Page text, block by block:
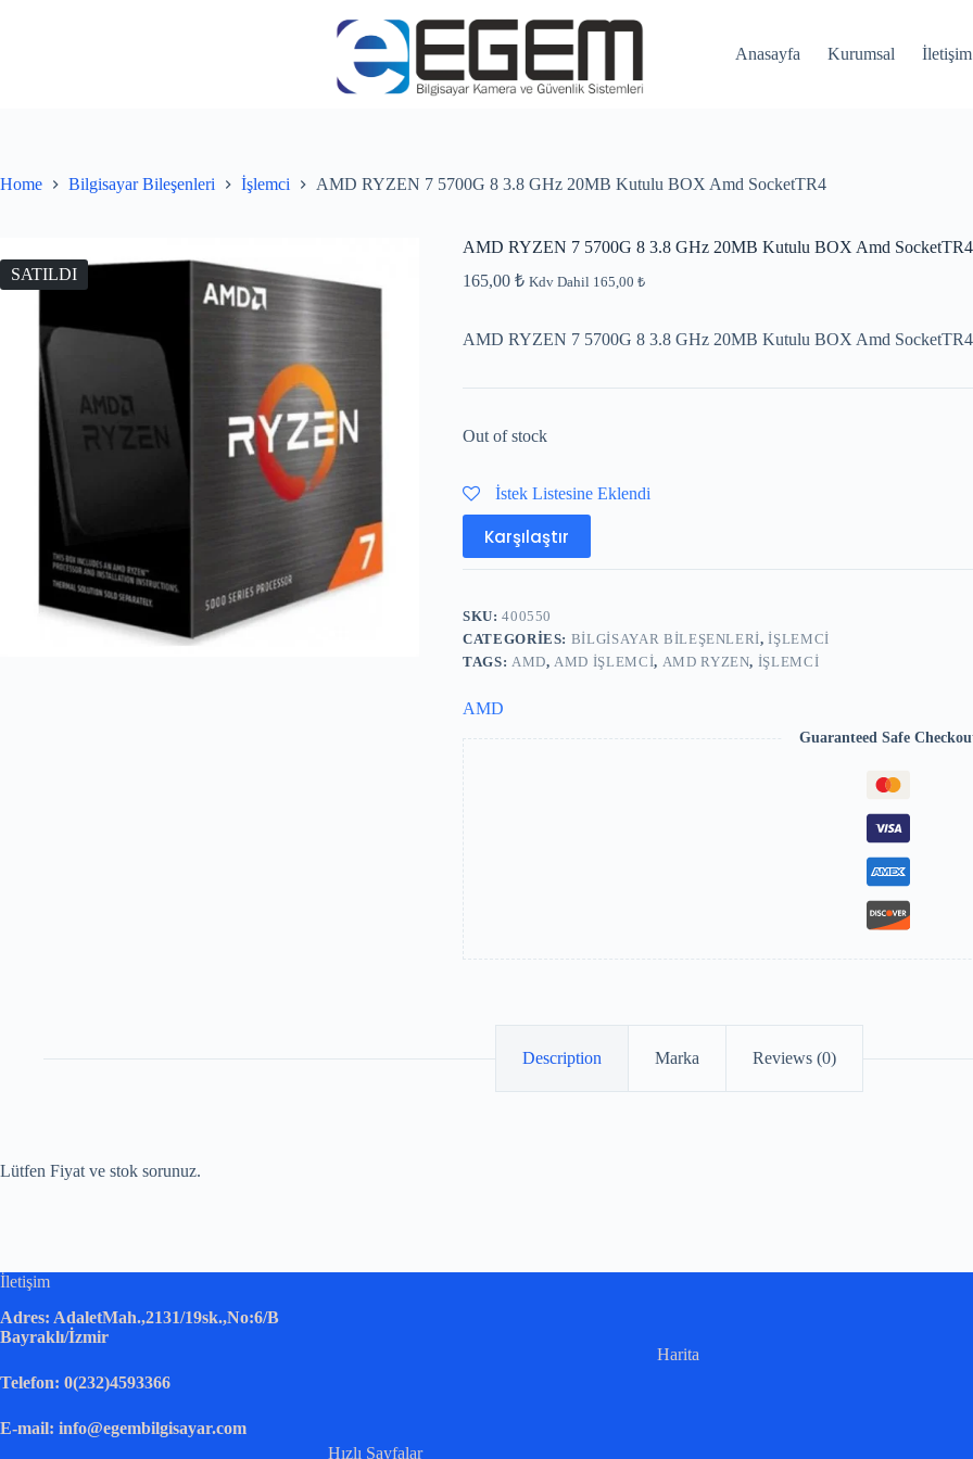
Anasayfa Kurumsal İletişim
Home Bilgisayar Bileşenleri İşlemci AMD RYZEN 7 5700G 8 3.8 GHz 20MB Kutulu BOX Amd SocketTR4
SATILDI
AMD RYZEN 7 5700G 8 3.8 GHz 20MB Kutulu BOX Amd SocketTR4
165,00 ₺ Kdv Dahil 165,00 ₺
AMD RYZEN 7 5700G 8 3.8 GHz 20MB Kutulu BOX Amd SocketTR4
Out of stock
İstek Listesine Eklendi
Karşılaştır
SKU:400550
CATEGORIES: BILGISAYAR BILEŞENLERI,İŞLEMCI
TAGS: AMD,AMD IŞLEMCI, AMD RYZEN, IŞLEMCI
AMD
Guaranteed Safe
Description Marka Reviews (0)
Lütfen Fiyat ve stok sorunuz.
İletişim
Adres: AdaletMah.,2131/19sk.,No:6/B
Bayraklı/İzmir
Telefon: 0(232)4593366
E-mail: info@egembilgisayar.com
Hızlı Sayfalar
Harita